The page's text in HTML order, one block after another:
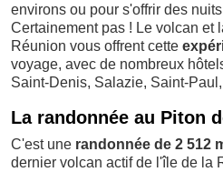
environs ou pour s'offrir des
Certainement pas ! Le volcan et
Réunion vous offrent cette
voyage, avec de nombreux
Saint-Denis, Salazie, Saint-
La randonnée au Piton
C'est une randonnée de 2 512
dernier volcan actif de l'île de la